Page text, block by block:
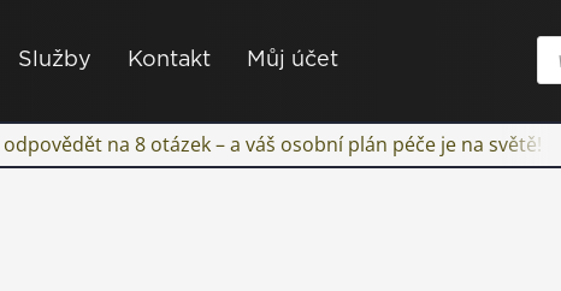
Služby Kontakt Můj účet
na 8 otázek – a váš osobní plán péče je na světě!